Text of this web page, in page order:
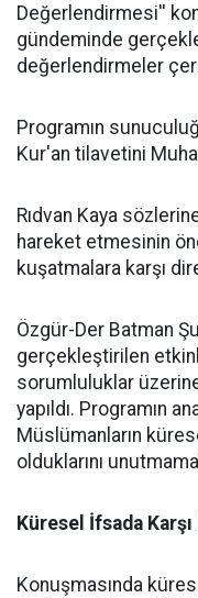
Değerlendirmesi''
gündeminde
değerlendirmeler
Programın
Kur'an tilavetini
Rıdvan Kaya
hareket etmesinin
kuşatmalara karşı
Özgür-Der Batman
gerçekleştirilen
sorumluluklar
yapıldı. Programın
Müslümanların
olduklarını
Küresel İfsada
Konuşmasında